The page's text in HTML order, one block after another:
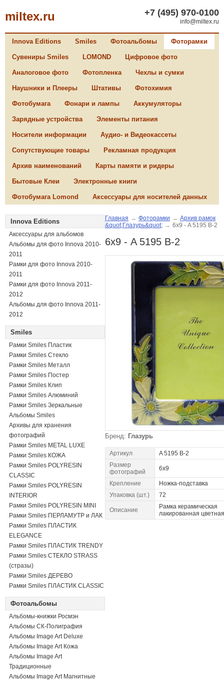
miltex.ru +7 (495) 970-0100
info@miltex.ru
Innova Editions Smiles Фотоальбомы Фоторамки
Сувениры Smiles LOMOND Цифровое фото
Аналоговое фото Фотопленка Чехлы и сумки
Наушники и Плееры Штативы Фотохимия
Фотобумага Фонари и лампы Аккумуляторы
Зарядные устройства Элементы питания
Носители информации Аудио- и Видеокассеты
Сопутствующие товары Рекламная продукция
Архив наименований Карты памяти и ридеры
Бытовые Клеи Электронные книги
Фотобумага Lomond Аксессуары для носителей данных
Innova Editions
Аксессуары для альбомов
Альбомы для фото Innova 2010-
2011
Рамки для фото Innova 2010-
2011
Рамки для фото Innova 2011-
2012
Альбомы для фото Innova 2011-
2012
Smiles
Рамки Smiles Пластик
Рамки Smiles Стекло
Рамки Smiles Металл
Рамки Smiles Постер
Рамки Smiles Клип
Рамки Smiles Алюминий
Рамки Smiles Зеркальные
Альбомы Smiles
Архивы для хранения
фотографий
Рамки Smiles METAL LUXE
Рамки Smiles КОЖА
Рамки Smiles POLYRESIN
CLASSIC
Рамки Smiles POLYRESIN
INTERIOR
Рамки Smiles POLYRESIN MINI
Рамки Smiles ПЕРЛАМУТР и ЛАК
Рамки Smiles ПЛАСТИК
ELEGANCE
Рамки Smiles ПЛАСТИК TRENDY
Рамки Smiles СТЕКЛО STRASS
(стразы)
Рамки Smiles ДЕРЕВО
Рамки Smiles ПЛАСТИК CLASSIC
Фотоальбомы
Альбомы-книжки Росмэн
Альбомы СК-Полиграфия
Альбомы Image Art Deluxe
Альбомы Image Art Кожа
Альбомы Image Art
Традиционные
Альбомы Image Art Магнитные
Главная → Фоторамки → Архив рамок
&quot;Глазурь&quot; → 6х9 - A 5195 B-2
6х9 - A 5195 B-2
Бренд: Глазурь
Артикул
A 5195 B-2
Размер
фотографий
6x9
Крепление
Ножка-подставка
Упаковка (шт.)
72
Описание
Рамка керамическая
лакированная цветная